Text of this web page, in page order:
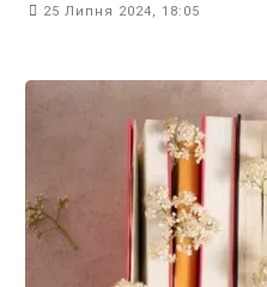
25 Липня 2024, 18:05